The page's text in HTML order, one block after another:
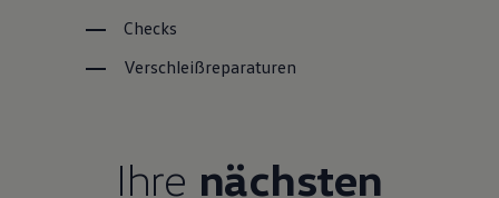
Checks
Verschleißreparaturen
Ihre nächsten